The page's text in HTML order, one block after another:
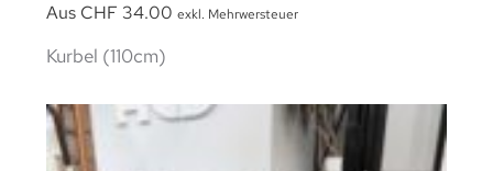
Aus CHF 34.00 exkl. Mehrwersteuer
Kurbel (110cm)